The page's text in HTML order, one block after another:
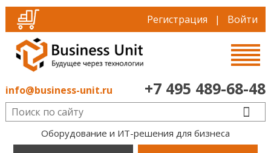
Регистрация | Войти
info@business-unit.ru +7 495 489-68-48
Оборудование и ИТ-решения для бизнеса